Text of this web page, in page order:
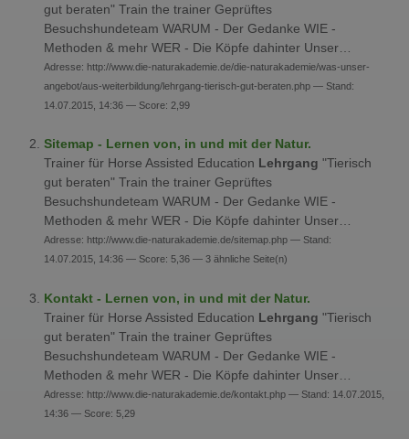
gut beraten" Train the trainer Geprüftes
Besuchshundeteam WARUM - Der Gedanke WIE -
Methoden & mehr WER - Die Köpfe dahinter Unser…
Adresse: http://www.die-naturakademie.de/die-naturakademie/was-unser-
angebot/aus-weiterbildung/lehrgang-tierisch-gut-beraten.php — Stand:
14.07.2015, 14:36 — Score: 2,99
Sitemap - Lernen von, in und mit der Natur.
Trainer für Horse Assisted Education Lehrgang "Tierisch
gut beraten" Train the trainer Geprüftes
Besuchshundeteam WARUM - Der Gedanke WIE -
Methoden & mehr WER - Die Köpfe dahinter Unser…
Adresse: http://www.die-naturakademie.de/sitemap.php — Stand:
14.07.2015, 14:36 — Score: 5,36 — 3 ähnliche Seite(n)
Kontakt - Lernen von, in und mit der Natur.
Trainer für Horse Assisted Education Lehrgang "Tierisch
gut beraten" Train the trainer Geprüftes
Besuchshundeteam WARUM - Der Gedanke WIE -
Methoden & mehr WER - Die Köpfe dahinter Unser…
Adresse: http://www.die-naturakademie.de/kontakt.php — Stand: 14.07.2015,
14:36 — Score: 5,29